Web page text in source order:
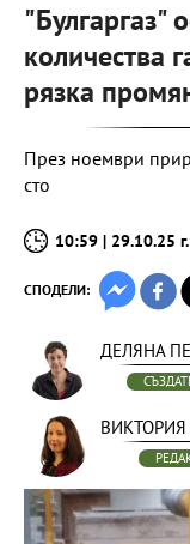
"Булгаргаз"
количества
рязка
През ноември
сто
10:59 | 29.10.25 г.
СПОДЕЛИ:
ДЕЛЯНА